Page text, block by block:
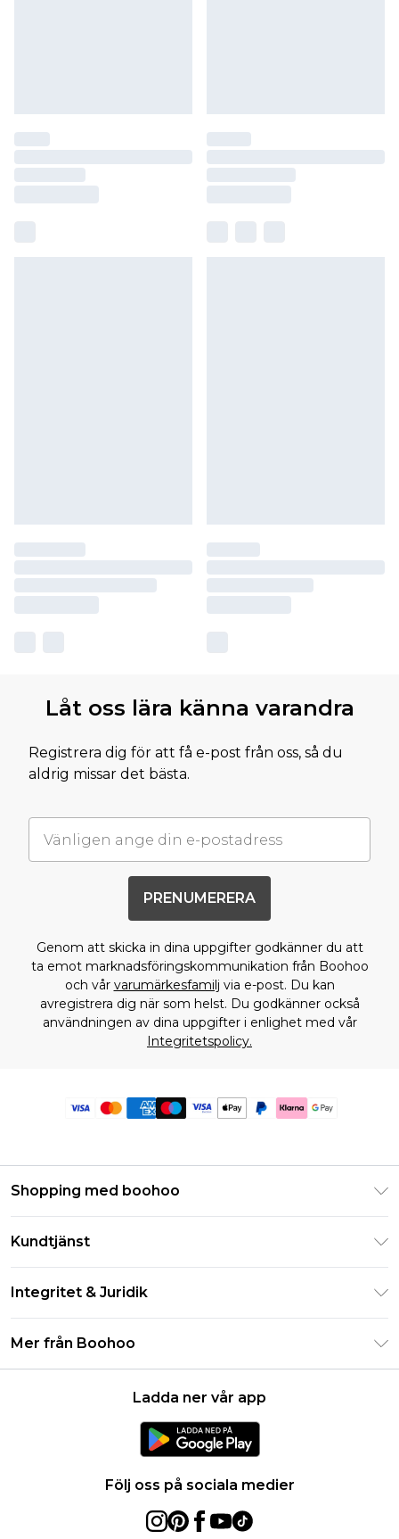
Låt oss lära känna varandra
Registrera dig för att få e-post från oss, så du
aldrig missar det bästa.
PRENUMERERA
Genom att skicka in dina uppgifter godkänner du att
ta emot marknadsföringskommunikation från Boohoo
och vår varumärkesfamilj via e-post. Du kan
avregistrera dig när som helst. Du godkänner också
användningen av dina uppgifter i enlighet med vår
Integritetspolicy.
Shopping med boohoo
Studentrabatt - UNiDAYS
Boohoo-appen
Storleksguide
Kundtjänst
Leveransinformation
Returnerar information
Integritet & Juridik
Integritetspolicy
Mer från Boohoo
Ladda ner vår app
Följ oss på sociala medier